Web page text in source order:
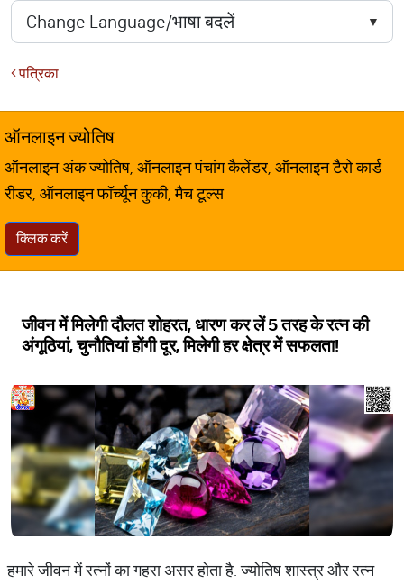
पत्रिका
ऑनलाइन ज्योतिष
ऑनलाइन अंक ज्योतिष, ऑनलाइन पंचांग कैलेंडर, ऑनलाइन टैरो कार्ड
रीडर, ऑनलाइन फॉर्च्यून कुकी, मैच टूल्स
क्लिक करें
जीवन में मिलेगी दौलत शोहरत, धारण कर लें 5 तरह के रत्न की
अंगूठियां, चुनौतियां होंगी दूर, मिलेगी हर क्षेत्र में सफलता!
हमारे जीवन में रत्नों का गहरा असर होता है. ज्योतिष शास्त्र और रत्न